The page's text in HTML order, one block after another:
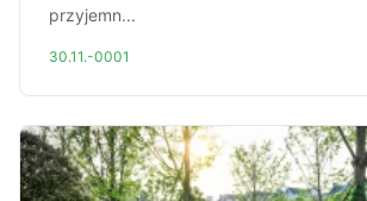
przyjemn...
30.11.-0001